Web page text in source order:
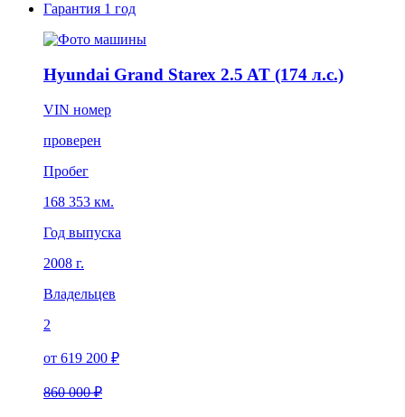
Гарантия 1 год
Hyundai Grand Starex 2.5 AT (174 л.с.)
VIN номер
проверен
Пробег
168 353 км.
Год выпуска
2008 г.
Владельцев
2
от 619 200 ₽
860 000 ₽